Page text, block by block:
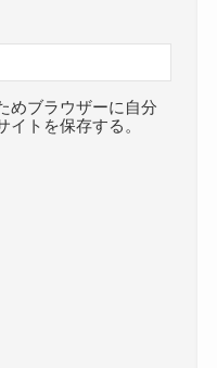
めブラウザーに自分
イトを保存する。